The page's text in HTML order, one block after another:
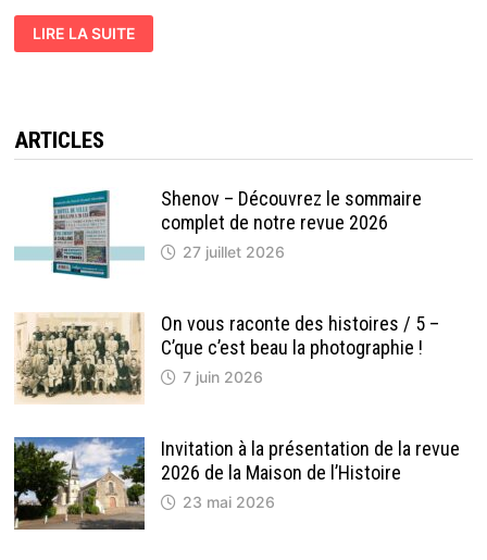
DANS
NOS
»
PAR
MICHEL
LIRE LA SUITE
ARTICLES
Shenov – Découvrez le sommaire
complet de notre revue 2026
27 juillet 2026
On vous raconte des histoires / 5 –
C’que c’est beau la photographie !
7 juin 2026
Invitation à la présentation de la revue
2026 de la Maison de l’Histoire
23 mai 2026